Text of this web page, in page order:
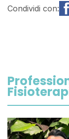
Condividi con: